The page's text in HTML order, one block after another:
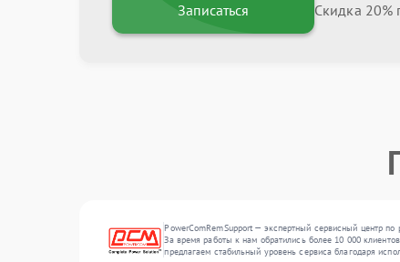
Записаться Скидка 20%
PowerComRemSupport — экспертный сервисный центр
За время работы к нам обратились более 10 000
предлагаем стабильный уровень сервиса благодаря